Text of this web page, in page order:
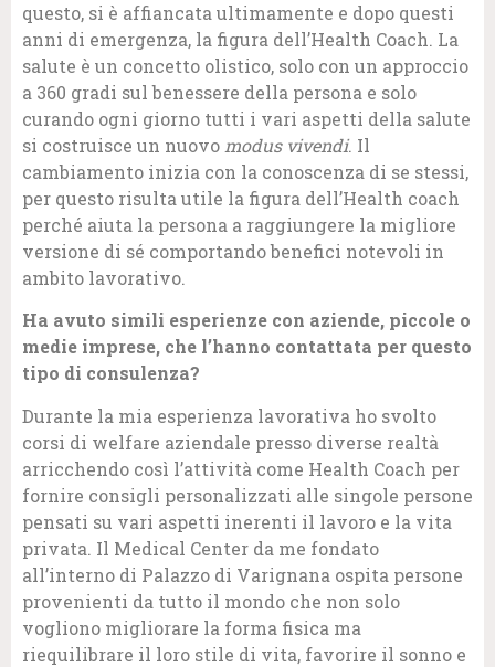
questo, si è affiancata ultimamente e dopo questi
anni di emergenza, la figura dell’Health Coach. La
salute è un concetto olistico, solo con un approccio
a 360 gradi sul benessere della persona e solo
curando ogni giorno tutti i vari aspetti della salute
si costruisce un nuovo modus vivendi. Il
cambiamento inizia con la conoscenza di se stessi,
per questo risulta utile la figura dell’Health coach
perché aiuta la persona a raggiungere la migliore
versione di sé comportando benefici notevoli in
ambito lavorativo.
Ha avuto simili esperienze con aziende, piccole o
medie imprese, che l’hanno contattata per questo
tipo di consulenza?
Durante la mia esperienza lavorativa ho svolto
corsi di welfare aziendale presso diverse realtà
arricchendo così l’attività come Health Coach per
fornire consigli personalizzati alle singole persone
pensati su vari aspetti inerenti il lavoro e la vita
privata. Il Medical Center da me fondato
all’interno di Palazzo di Varignana ospita persone
provenienti da tutto il mondo che non solo
vogliono migliorare la forma fisica ma
riequilibrare il loro stile di vita, favorire il sonno e